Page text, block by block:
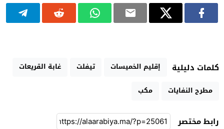
كلمات دليلية إقليم الخميسات تيفلت
غابة القريعات
مطرح النفايات
مكب
رابط مختصر